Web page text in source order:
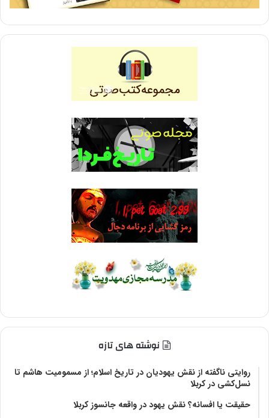
نوشته های تازه
روایتی ناگفته از نقش یهودیان در تاریخ اسلام؛ از مسمومیت هاشم تا
نسل‌کشی در کربلا
حقیقت یا افسانه؟‌ نقش یهود در واقعه جانسوز کربلا